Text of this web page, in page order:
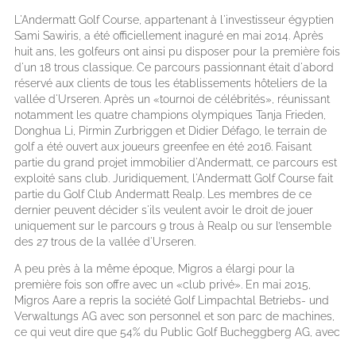
L'Andermatt Golf Course, appartenant à l'investisseur égyptien
Sami Sawiris, a été officiellement inaguré en mai 2014. Après
huit ans, les golfeurs ont ainsi pu disposer pour la première fois
d'un 18 trous classique. Ce parcours passionnant était d'abord
réservé aux clients de tous les établissements hôteliers de la
vallée d'Urseren. Après un «tournoi de célébrités», réunissant
notamment les quatre champions olympiques Tanja Frieden,
Donghua Li, Pirmin Zurbriggen et Didier Défago, le terrain de
golf a été ouvert aux joueurs greenfee en été 2016. Faisant
partie du grand projet immobilier d'Andermatt, ce parcours est
exploité sans club. Juridiquement, l'Andermatt Golf Course fait
partie du Golf Club Andermatt Realp. Les membres de ce
dernier peuvent décider s'ils veulent avoir le droit de jouer
uniquement sur le parcours 9 trous à Realp ou sur l’ensemble
des 27 trous de la vallée d'Urseren.
A peu près à la même époque, Migros a élargi pour la
première fois son offre avec un «club privé». En mai 2015,
Migros Aare a repris la société Golf Limpachtal Betriebs- und
Verwaltungs AG avec son personnel et son parc de machines,
ce qui veut dire que 54% du Public Golf Bucheggberg AG, avec